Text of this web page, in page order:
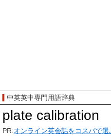
中英英中専門用語辞典
plate calibration
PR:オンライン英会話をコスパで選